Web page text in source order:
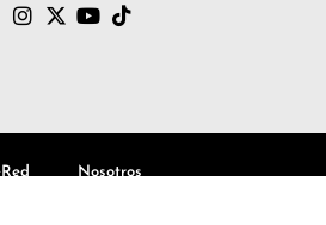
Nosotros